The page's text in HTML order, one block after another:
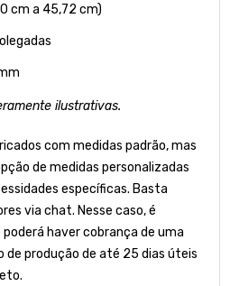
cm a 45,72 cm)
ilustrativas.
com medidas padrão, mas
de medidas personalizadas
específicas. Basta
via chat. Nesse caso, é
haver cobrança de uma
de produção de até 25 dias úteis